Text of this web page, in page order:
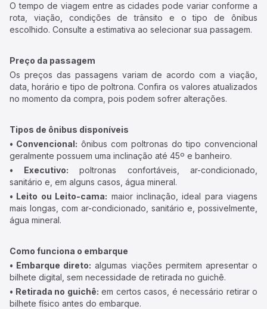
O tempo de viagem entre as cidades pode variar conforme a
rota, viação, condições de trânsito e o tipo de ônibus
escolhido. Consulte a estimativa ao selecionar sua passagem.
Preço da passagem
Os preços das passagens variam de acordo com a viação,
data, horário e tipo de poltrona. Confira os valores atualizados
no momento da compra, pois podem sofrer alterações.
Tipos de ônibus disponíveis
• Convencional: ônibus com poltronas do tipo convencional
geralmente possuem uma inclinação até 45º e banheiro.
• Executivo: poltronas confortáveis, ar-condicionado,
sanitário e, em alguns casos, água mineral.
• Leito ou Leito-cama: maior inclinação, ideal para viagens
mais longas, com ar-condicionado, sanitário e, possivelmente,
água mineral.
Como funciona o embarque
• Embarque direto: algumas viações permitem apresentar o
bilhete digital, sem necessidade de retirada no guichê.
• Retirada no guichê: em certos casos, é necessário retirar o
bilhete físico antes do embarque.